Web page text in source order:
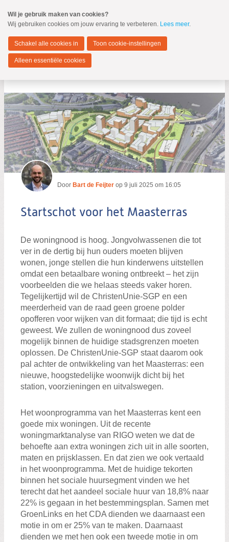
naar
Spring
de
inhoud
Spring
naar
Dordrecht
MENU
Zoeken:
Zoeken
Door Bart de Feijter op 9 juli 2025 om 16:05
Startschot voor het Maasterras
De woningnood is hoog. Jongvolwassenen die tot
ver in de dertig bij hun ouders moeten blijven
wonen, jonge stellen die hun kinderwens uitstellen
omdat een betaalbare woning ontbreekt – het zijn
voorbeelden die we helaas steeds vaker horen.
Tegelijkertijd wil de ChristenUnie-SGP en een
meerderheid van de raad geen groene polder
opofferen voor wijken van dit formaat; die tijd is echt
geweest. We zullen de woningnood dus zoveel
mogelijk binnen de huidige stadsgrenzen moeten
oplossen. De ChristenUnie-SGP staat daarom ook
pal achter de ontwikkeling van het Maasterras: een
nieuwe, hoogstedelijke woonwijk dicht bij het
station, voorzieningen en uitvalswegen.
Het woonprogramma van het Maasterras kent een
goede mix woningen. Uit de recente
woningmarktanalyse van RIGO weten we dat de
behoefte aan extra woningen zich uit in alle soorten,
maten en prijsklassen. En dat zien we ook vertaald
in het woonprogramma. Met de huidige tekorten
binnen het sociale huursegment vinden we het
terecht dat het aandeel sociale huur van 18,8% naar
22% is gegaan in het bestemmingsplan. Samen met
GroenLinks en het CDA dienden we daarnaast een
motie in om er 25% van te maken. Daarnaast
dienden we met hen ook een tweede motie in om
Wil je gebruik maken van cookies?
Wij gebruiken cookies om jouw ervaring te verbeteren. Lees meer.
Schakel alle cookies in Toon cookie-instellingen
Alleen essentiële cookies